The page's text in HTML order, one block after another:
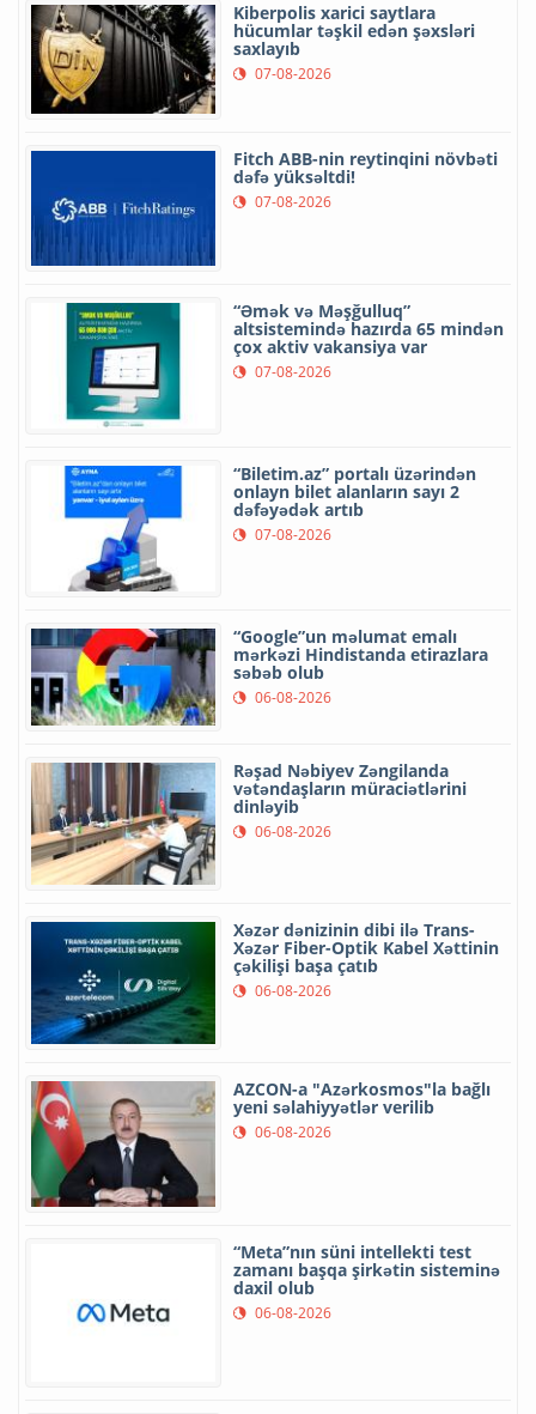
Kiberpolis xarici saytlara
hücumlar təşkil edən şəxsləri
saxlayıb
07-08-2026
Fitch ABB-nin reytinqini növbəti
dəfə yüksəltdi!
07-08-2026
“Əmək və Məşğulluq”
altsistemində hazırda 65 mindən
çox aktiv vakansiya var
07-08-2026
“Biletim.az” portalı üzərindən
onlayn bilet alanların sayı 2
dəfəyədək artıb
07-08-2026
“Google”un məlumat emalı
mərkəzi Hindistanda etirazlara
səbəb olub
06-08-2026
Rəşad Nəbiyev Zəngilanda
vətəndaşların müraciətlərini
dinləyib
06-08-2026
Xəzər dənizinin dibi ilə Trans-
Xəzər Fiber-Optik Kabel Xəttinin
çəkilişi başa çatıb
06-08-2026
AZCON-a "Azərkosmos"la bağlı
yeni səlahiyyətlər verilib
06-08-2026
“Meta”nın süni intellekti test
zamanı başqa şirkətin sisteminə
daxil olub
06-08-2026